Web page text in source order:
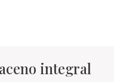
integral